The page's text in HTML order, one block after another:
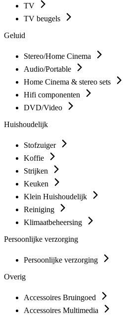
TV
TV beugels
Geluid
Stereo/Home Cinema
Audio/Portable
Home Cinema & stereo sets
Hifi componenten
DVD/Video
Huishoudelijk
Stofzuiger
Koffie
Strijken
Keuken
Klein Huishoudelijk
Reiniging
Klimaatbeheersing
Persoonlijke verzorging
Persoonlijke verzorging
Overig
Accessoires Bruingoed
Accessoires Multimedia